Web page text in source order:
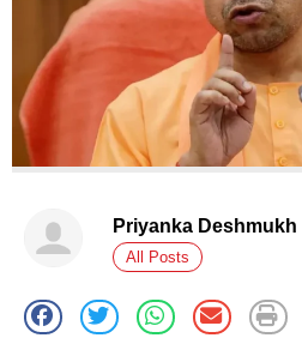
Priyanka Deshmukh
All Posts